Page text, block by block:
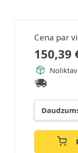
Cena par
150,39